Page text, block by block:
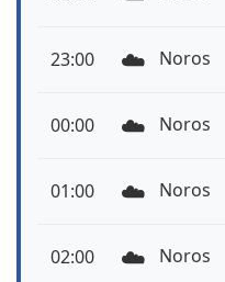
23:00 ☁️ Noros
00:00 ☁️ Noros
01:00 ☁️ Noros
02:00 ☁️ Noros